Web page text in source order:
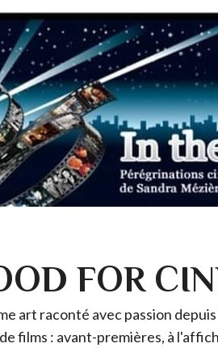
FOR
art raconté avec passion
films : avant-premières, à